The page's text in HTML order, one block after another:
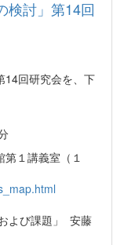
検討」第14回
14回研究会を、下
１講義室（１
び課題」 安藤